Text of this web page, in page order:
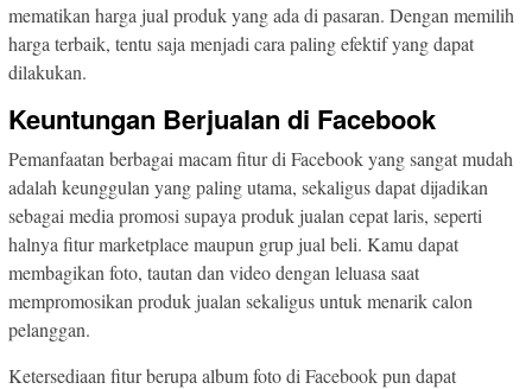
mematikan harga jual produk yang ada di pasaran. Dengan memilih
harga terbaik, tentu saja menjadi cara paling efektif yang dapat
dilakukan.
Keuntungan Berjualan di Facebook
Pemanfaatan berbagai macam fitur di Facebook yang sangat mudah
adalah keunggulan yang paling utama, sekaligus dapat dijadikan
sebagai media promosi supaya produk jualan cepat laris, seperti
halnya fitur marketplace maupun grup jual beli. Kamu dapat
membagikan foto, tautan dan video dengan leluasa saat
mempromosikan produk jualan sekaligus untuk menarik calon
pelanggan.
Ketersediaan fitur berupa album foto di Facebook pun dapat